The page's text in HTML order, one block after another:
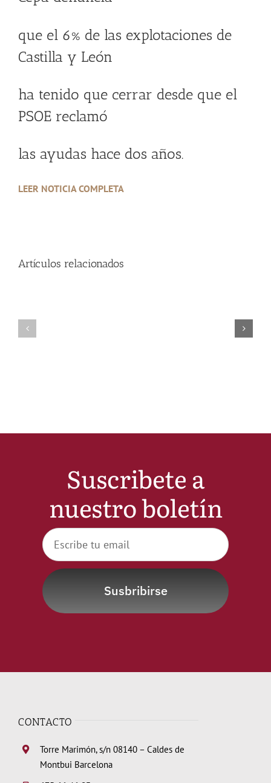
que el 6% de las explotaciones de
Castilla y León
ha tenido que cerrar desde que el
PSOE reclamó
las ayudas hace dos años.
LEER NOTICIA COMPLETA
Artículos relacionados
Suscribete a
nuestro boletín
Susbribirse
CONTACTO
Torre Marimón, s/n 08140 – Caldes de
Montbui Barcelona